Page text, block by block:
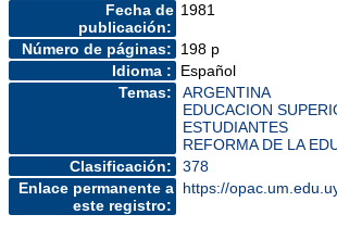
Fecha de
publicación:
1981
Número de páginas:
198 p
Idioma :
Español
Temas:
ARGENTINA
EDUCACION
ESTUDIANTES
REFORMA DE LA
Clasificación:
378
Enlace permanente a
este registro:
https://